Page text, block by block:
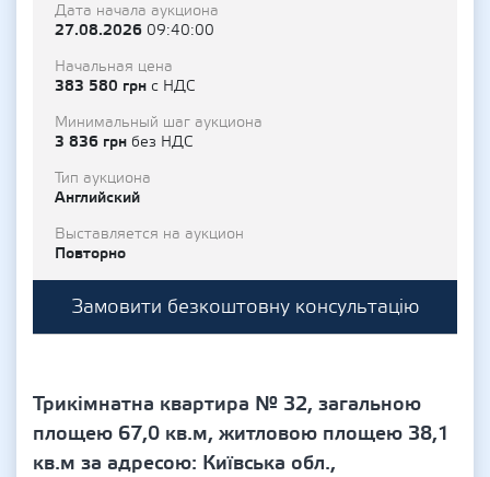
Дата начала аукциона
27.08.2026 09:40:00
Начальная цена
383 580 грн с НДС
Минимальный шаг аукциона
3 836 грн без НДС
Тип аукциона
Английский
Выставляется на аукцион
Повторно
Замовити безкоштовну консультацію
Трикімнатна квартира № 32, загальною
площею 67,0 кв.м, житловою площею 38,1
кв.м за адресою: Київська обл.,